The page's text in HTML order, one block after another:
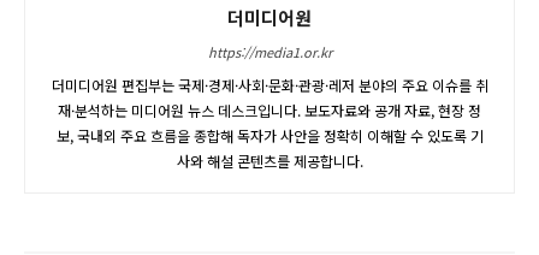
더미디어원
https://media1.or.kr
더미디어원 편집부는 국제·경제·사회·문화·관광·레저 분야의 주요 이슈를 취
재·분석하는 미디어원 뉴스 데스크입니다. 보도자료와 공개 자료, 현장 정
보, 국내외 주요 흐름을 종합해 독자가 사안을 정확히 이해할 수 있도록 기
사와 해설 콘텐츠를 제공합니다.